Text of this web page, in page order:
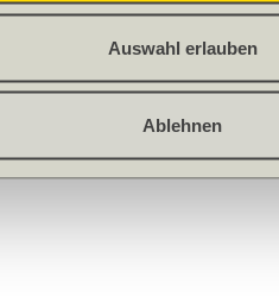
Auswahl erlauben
Ablehnen